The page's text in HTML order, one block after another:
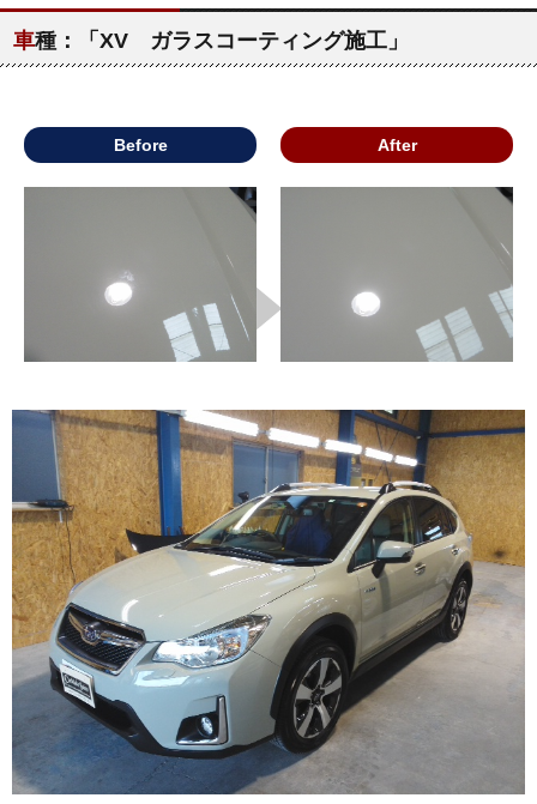
車種：「XV ガラスコーティング施工」
Before After